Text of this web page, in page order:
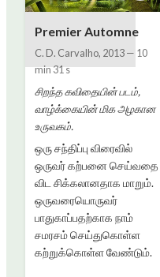
Premier Automne
C. D. Carvalho, 2013— 10
min 31 s
சிறந்த கவிதையின் படம்,
வாழ்க்கையின் மிக அழகான
உருவகம்.
ஒரு சந்திப்பு விரைவில்
ஒருவர் கற்பனை செய்வதை
விட சிக்கலானதாக மாறும்.
ஒருவரையொருவர்
பாதுகாப்பதற்காக நாம்
சமரசம் செய்துகொள்ள
கற்றுக்கொள்ள வேண்டும்.